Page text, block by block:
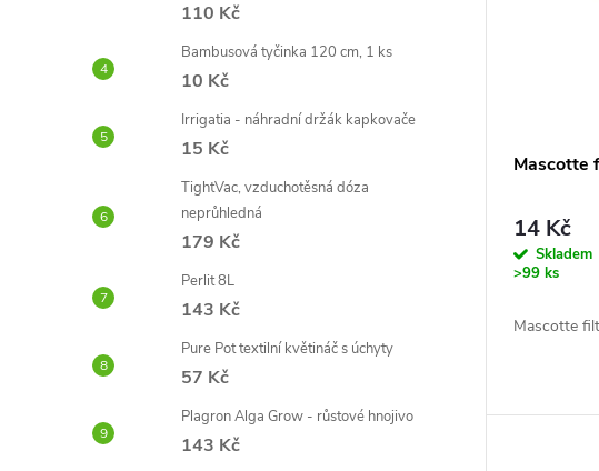
110 Kč
Bambusová tyčinka 120 cm, 1 ks
10 Kč
Irrigatia - náhradní držák kapkovače
15 Kč
TightVac, vzduchotěsná dóza
neprůhledná
179 Kč
Perlit 8L
143 Kč
Pure Pot textilní květináč s úchyty
57 Kč
Plagron Alga Grow - růstové hnojivo
143 Kč
ů
Mascotte
14 Kč
Skladem
>99 ks
Mascotte